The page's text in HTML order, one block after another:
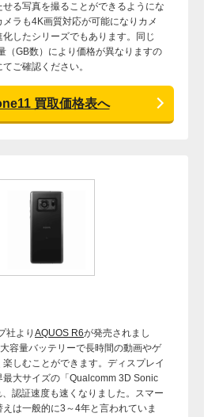
せる写真を撮ることができるようにな
メラも4K画質対応が可能になりカメ
したシリーズでもあります。同じ
（GB数）により価格が異なりますの
ご確認ください。
買取価格表へ
社より AQUOS R6が発売されまし
容量バッテリーで長時間の動画やゲ
しむことができます。ディスプレイ
最大サイズの「Qualcomm 3D Sonic
認証速度も速くなりました。スマー
えは一般的に3～4年と言われていま